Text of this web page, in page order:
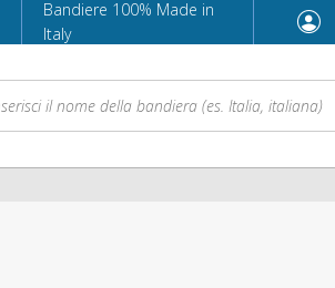
Bandiere 100% Made in
Italy